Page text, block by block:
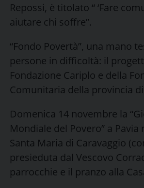
Repossi, è titolato “ ‘Fare
aiutare chi soffre”.
“Fondo Povertà”, una mano
persone in difficoltà: il
Fondazione Cariplo e della
Comunitaria della provincia
Domenica 14 novembre la
Mondiale del Povero” a Pavia
Santa Maria di Caravaggio
presieduta dal Vescovo
parrocchie e il pranzo alla